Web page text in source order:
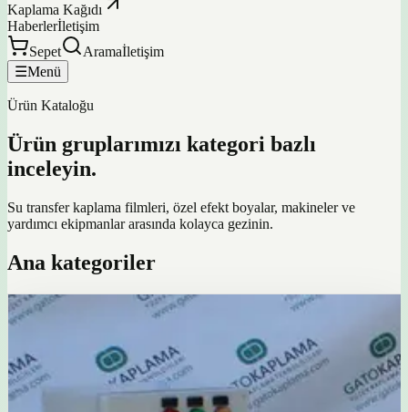
Kaplama Kağıdı
Haberlerİletişim
Sepet
Aramaİletişim
☰Menü
Ürün Kataloğu
Ürün gruplarımızı kategori bazlı
inceleyin.
Su transfer kaplama filmleri, özel efekt boyalar, makineler ve
yardımcı ekipmanlar arasında kolayca gezinin.
Ana kategoriler